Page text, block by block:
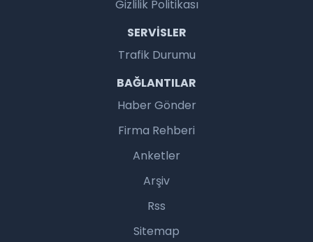
Gizlilik Politikası
SERVISLER
Trafik Durumu
BAĞLANTILAR
Haber Gönder
Firma Rehberi
Anketler
Arşiv
Rss
Sitemap